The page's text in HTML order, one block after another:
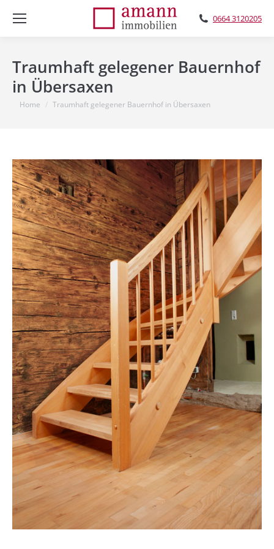
0664 3120205
Traumhaft gelegener Bauernhof
in Übersaxen
You are here:
Home Traumhaft gelegener Bauernhof in Übersaxen